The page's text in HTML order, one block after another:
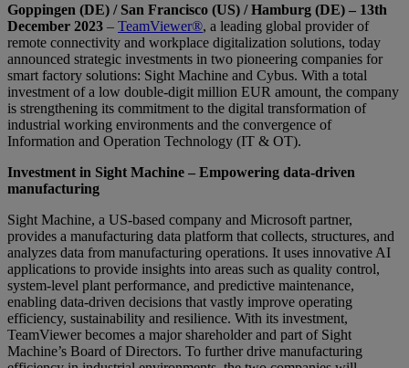
Goppingen (DE) / San Francisco (US) / Hamburg (DE) – 13th
December 2023 – TeamViewer®, a leading global provider of
remote connectivity and workplace digitalization solutions, today
announced strategic investments in two pioneering companies for
smart factory solutions: Sight Machine and Cybus. With a total
investment of a low double-digit million EUR amount, the company
is strengthening its commitment to the digital transformation of
industrial working environments and the convergence of
Information and Operation Technology (IT & OT).
Investment in Sight Machine – Empowering data-driven
manufacturing
Sight Machine, a US-based company and Microsoft partner,
provides a manufacturing data platform that collects, structures, and
analyzes data from manufacturing operations. It uses innovative AI
applications to provide insights into areas such as quality control,
system-level plant performance, and predictive maintenance,
enabling data-driven decisions that vastly improve operating
efficiency, sustainability and resilience. With its investment,
TeamViewer becomes a major shareholder and part of Sight
Machine’s Board of Directors. To further drive manufacturing